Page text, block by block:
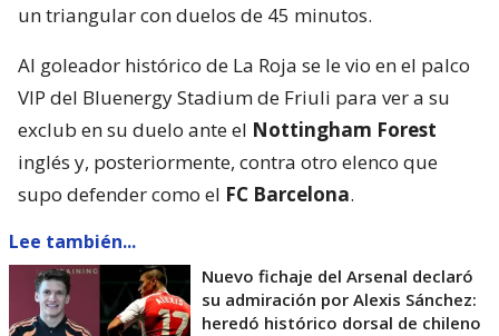
un triangular con duelos de 45 minutos.
Al goleador histórico de La Roja se le vio en el palco
VIP del Bluenergy Stadium de Friuli para ver a su
exclub en su duelo ante el Nottingham Forest
inglés y, posteriormente, contra otro elenco que
supo defender como el FC Barcelona.
Lee también...
Nuevo fichaje del Arsenal declaró
su admiración por Alexis Sánchez:
heredó histórico dorsal de chileno